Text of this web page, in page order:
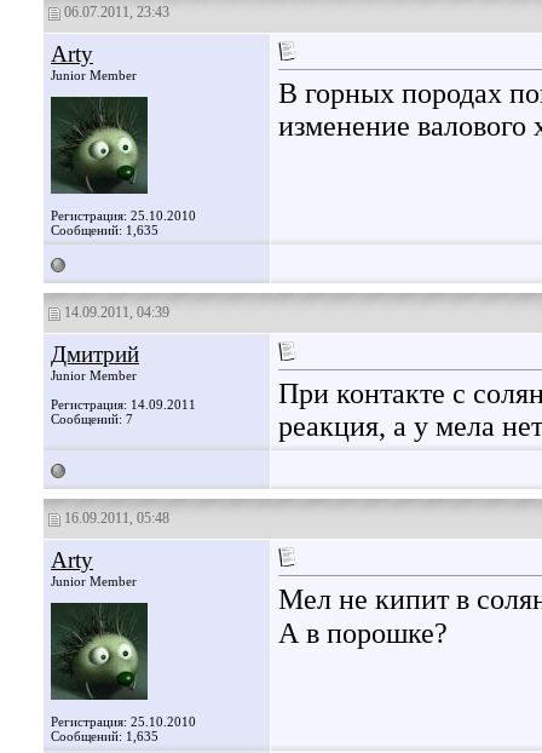
06.07.2011, 23:43
Arty
Junior Member
Регистрация: 25.10.2010
Сообщений: 1,635
В горных породах
изменение валового
14.09.2011, 04:39
Дмитрий
Junior Member
Регистрация: 14.09.2011
Сообщений: 7
При контакте с
реакция, а у мела
16.09.2011, 05:48
Arty
Junior Member
Регистрация: 25.10.2010
Сообщений: 1,635
Мел не кипит в
А в порошке?